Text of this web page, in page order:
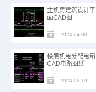
主机房建筑设计平
面CAD图
2024-04-08
楼层机电分配电箱
CAD电路图纸
2024-02-19